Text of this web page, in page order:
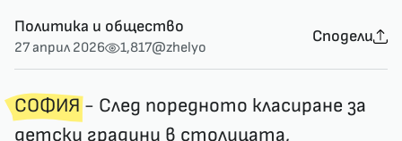
Политика и общество
27 април 2026 1,817@zhelyo
Сподели
СОФИЯ- След поредното класиране за
детски градини в столицата,